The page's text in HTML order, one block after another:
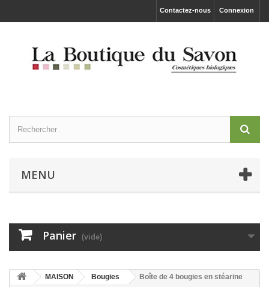
Connexion
Contactez-nous
MENU
Panier (vide)
MAISON Bougies
Boîte de 4 bougies en stéarine